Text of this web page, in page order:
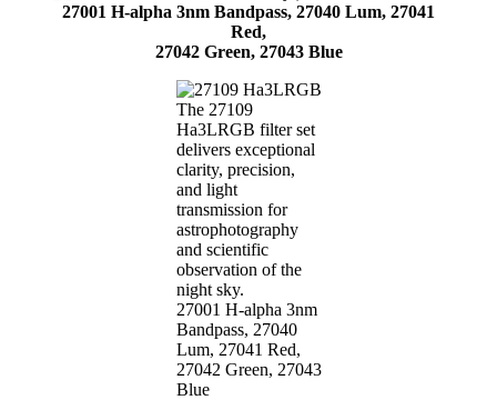
27001 H-alpha 3nm Bandpass, 27040 Lum, 27041
Red,
27042 Green, 27043 Blue
The 27109
Ha3LRGB filter set
delivers exceptional
clarity, precision,
and light
transmission for
astrophotography
and scientific
observation of the
night sky.
27001 H-alpha 3nm
Bandpass, 27040
Lum, 27041 Red,
27042 Green, 27043
Blue